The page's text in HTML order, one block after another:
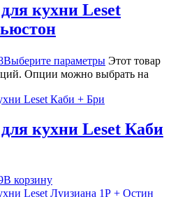
кухни Leset
Выберите параметры Этот товар
Опции можно выбрать на
кухни Leset Каби
В корзину